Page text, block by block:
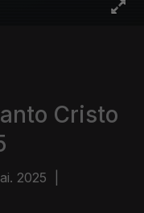
Cristo
2025